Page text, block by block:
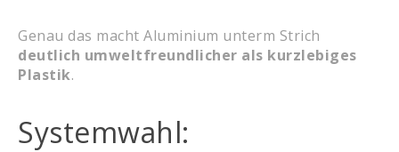
Genau das macht Aluminium unterm Strich
deutlich umweltfreundlicher als kurzlebiges
Plastik.
Systemwahl: